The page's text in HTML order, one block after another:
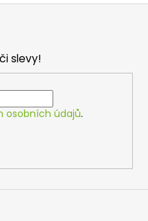
slevy!
osobních údajů.